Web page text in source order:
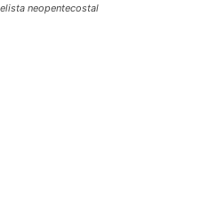
neopentecostal